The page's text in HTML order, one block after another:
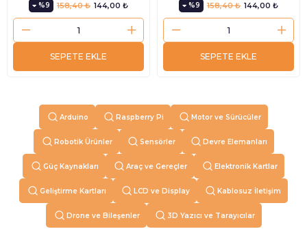
%9 144,00 ₺
158,40 ₺
SEPETE EKLE
%9 144,00 ₺
158,40 ₺
SEPETE EKLE
Arduino Raspberry Pi Motor ve Sürücüler
Robotik Ürünler Sensörler Devre Elemanları
Güç Kaynakları Araç ve Gereçler Elektronik Kartlar
Geliştirme Kartları LCD ve Display Kablosuz İletişim
Drone ve Bileşenler 3D Yazıcı ve Tarayıcılar